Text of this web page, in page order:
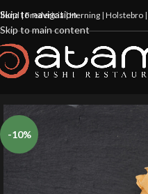
Skip to navigation
Skip to main content
|Fredericia|Herning | Holstebro |
-10%